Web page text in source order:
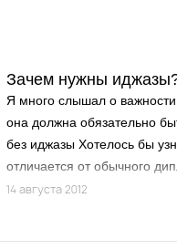
Зачем нужны
Я много слышал о
она должна обязательно
без иджазы Хотелось бы
отличается от обычного
стремиться? (Ленар, Челны)
14 августа 2012